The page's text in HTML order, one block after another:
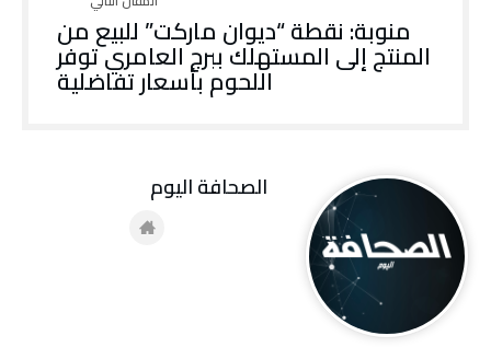
منوبة: نقطة “ديوان ماركت” للبيع من
المنتج إلى المستهلك ببرج العامري توفر
اللحوم بأسعار تفاضلية